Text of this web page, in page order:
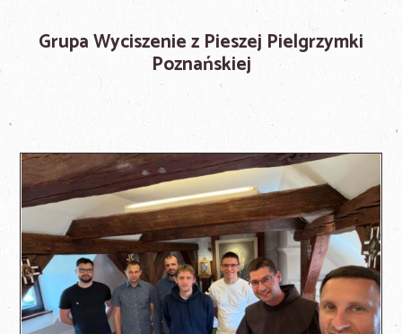
Grupa Wyciszenie z Pieszej Pielgrzymki
Poznańskiej